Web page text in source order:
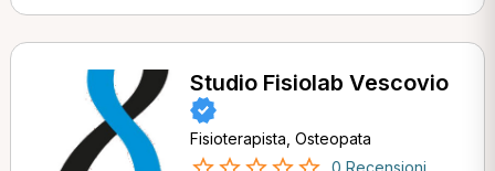
Studio Fisiolab Vescovio
Fisioterapista, Osteopata
0 Recensioni